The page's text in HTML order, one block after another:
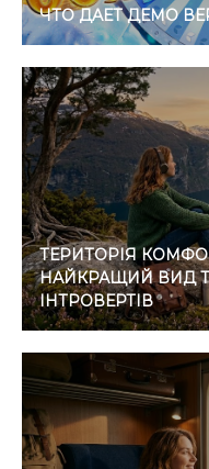
ЧТО ДАЕТ ДЕМО
ТЕРИТОРІЯ
НАЙКРАЩИЙ ВИД
ІНТРОВЕРТІВ